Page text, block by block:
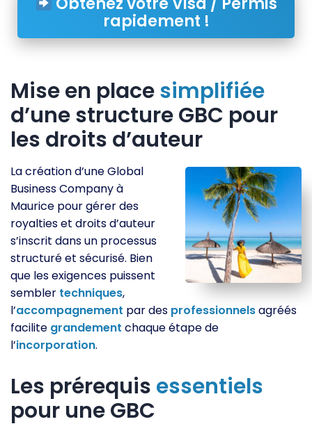
rapidement !
Mise en placesimplifiée
d’une structure GBC pour
les droits d’auteur
La création d’une Global
Business Company à
Maurice pour gérer des
royalties et droits d’auteur
s’inscrit dans un processus
structuré et sécurisé. Bien
que les exigences puissent
sembler techniques,
l’accompagnement par des professionnelsagréés
facilite grandement chaque étape de
l’incorporation.
Les prérequis essentiels
pour une GBC